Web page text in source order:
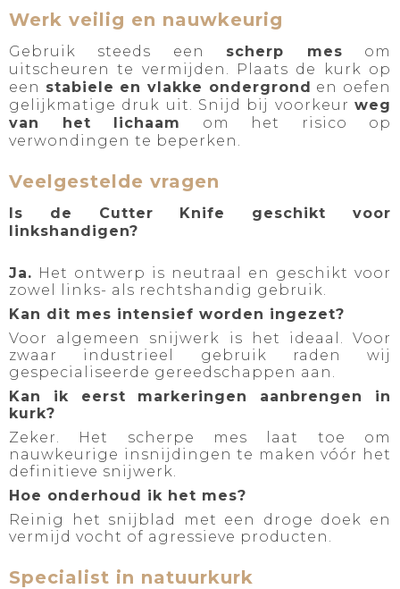
Werk veilig en nauwkeurig
Gebruik steeds een scherp mes om
uitscheuren te vermijden. Plaats de kurk op
een stabiele en vlakke ondergrond en oefen
gelijkmatige druk uit. Snijd bij voorkeur weg
van het lichaam
om het risico op
verwondingen te beperken.
Veelgestelde vragen
Is de Cutter Knife geschikt voor
linkshandigen?
Ja. Het ontwerp is neutraal en geschikt voor
zowel links- als rechtshandig gebruik.
Kan dit mes intensief worden ingezet?
Voor algemeen snijwerk is het ideaal. Voor
zwaar industrieel gebruik raden wij
gespecialiseerde gereedschappen aan.
Kan ik eerst markeringen aanbrengen in
kurk?
Zeker. Het scherpe mes laat toe om
nauwkeurige insnijdingen te maken vóór het
definitieve snijwerk.
Hoe onderhoud ik het mes?
Reinig het snijblad met een droge doek en
vermijd vocht of agressieve producten.
Specialist in natuurkurk